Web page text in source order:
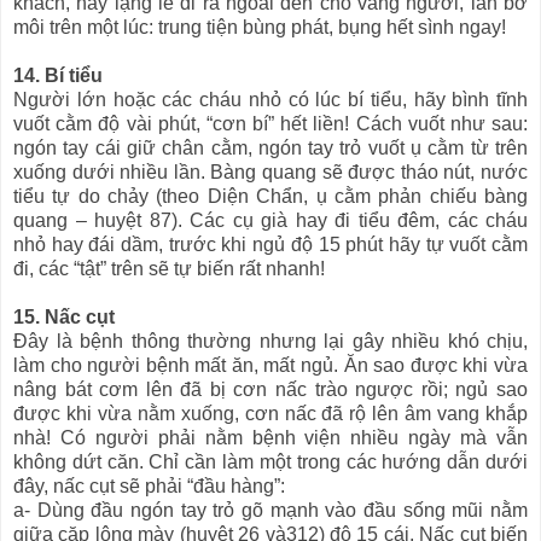
môi trên một lúc: trung tiện bùng phát, bụng hết sình ngay!
14. Bí tiểu
Người lớn hoặc các cháu nhỏ có lúc bí tiểu, hãy bình tĩnh
vuốt cằm độ vài phút, “cơn bí” hết liền! Cách vuốt như sau:
ngón tay cái giữ chân cằm, ngón tay trỏ vuốt ụ cằm từ trên
xuống dưới nhiều lần. Bàng quang sẽ được tháo nút, nước
tiểu tự do chảy (theo Diện Chẩn, ụ cằm phản chiếu bàng
quang – huyệt 87). Các cụ già hay đi tiểu đêm, các cháu
nhỏ hay đái dầm, trước khi ngủ độ 15 phút hãy tự vuốt cằm
đi, các “tật” trên sẽ tự biến rất nhanh!
15. Nấc cụt
Đây là bệnh thông thường nhưng lại gây nhiều khó chịu,
làm cho người bệnh mất ăn, mất ngủ. Ăn sao được khi vừa
nâng bát cơm lên đã bị cơn nấc trào ngược rồi; ngủ sao
được khi vừa nằm xuống, cơn nấc đã rộ lên âm vang khắp
nhà! Có người phải nằm bệnh viện nhiều ngày mà vẫn
không dứt căn. Chỉ cần làm một trong các hướng dẫn dưới
đây, nấc cụt sẽ phải “đầu hàng”:
a- Dùng đầu ngón tay trỏ gõ mạnh vào đầu sống mũi nằm
giữa cặp lông mày (huyệt 26 và312) độ 15 cái. Nấc cụt biến